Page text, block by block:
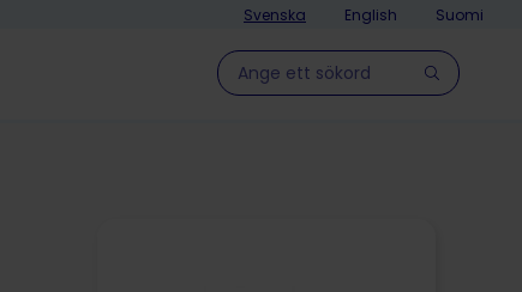
Svenska English Suomi
Hae sivulla